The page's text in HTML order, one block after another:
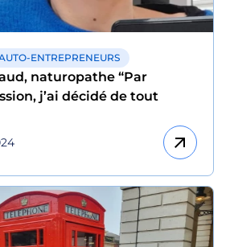
ENTREPRENEURS
naturopathe “Par
j’ai décidé de tout
arrow_outward